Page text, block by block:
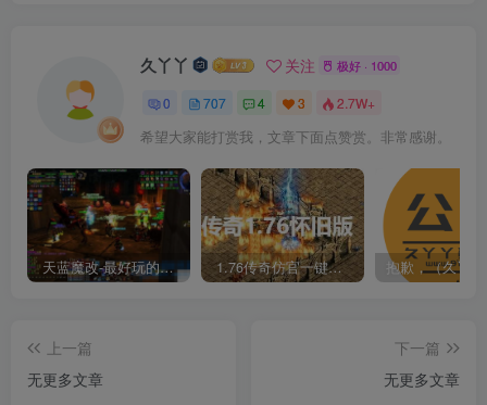
久丫丫 关注 极好 · 1000
0 707 4 3 2.7W+
希望大家能打赏我，文章下面点赞赏。非常感谢。
天蓝魔改-最好玩的魔兽世界巫妖王V335精品单机端【最智能的机器人】 1.76传奇仿官一键启动无后台和辅助究极肝传奇
上一篇
无更多文章
下一篇
无更多文章